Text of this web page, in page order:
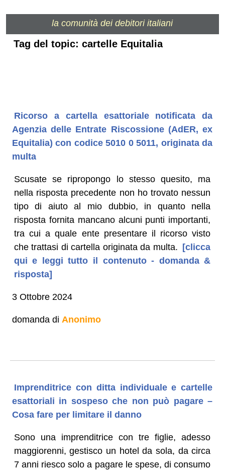
la comunità dei debitori italiani
Tag del topic: cartelle Equitalia
Ricorso a cartella esattoriale notificata da
Agenzia delle Entrate Riscossione (AdER, ex
Equitalia) con codice 5010 0 5011, originata da
multa
Scusate se ripropongo lo stesso quesito, ma
nella risposta precedente non ho trovato nessun
tipo di aiuto al mio dubbio, in quanto nella
risposta fornita mancano alcuni punti importanti,
tra cui a quale ente presentare il ricorso visto
che trattasi di cartella originata da multa. [clicca
qui e leggi tutto il contenuto - domanda &
risposta]
3 Ottobre 2024
domanda di Anonimo
Imprenditrice con ditta individuale e cartelle
esattoriali in sospeso che non può pagare –
Cosa fare per limitare il danno
Sono una imprenditrice con tre figlie, adesso
maggiorenni, gestisco un hotel da sola, da circa
7 anni riesco solo a pagare le spese, di consumo